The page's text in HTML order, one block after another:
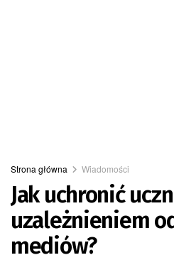
Strona główna Wiadomości
Jak uchronić
uzależnieniem
mediów?